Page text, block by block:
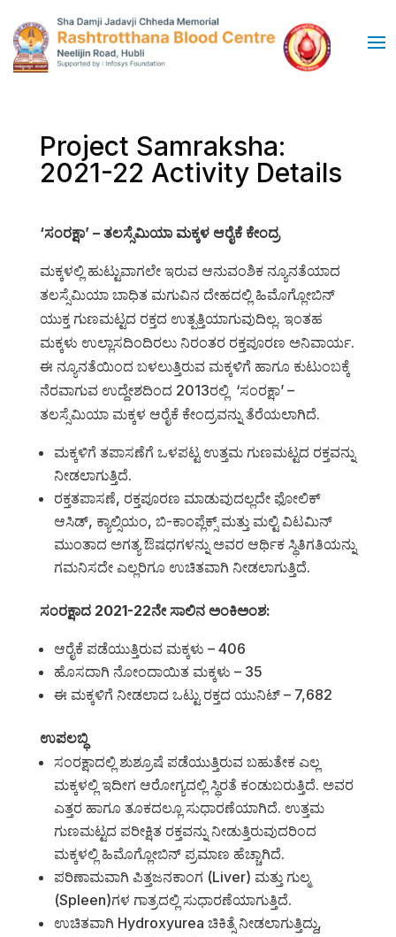
Project Samraksha:
2021-22 Activity Details
‘ಸಂರಕ್ಷಾ’ – ತಲಸ್ಸೆಮಿಯಾ ಮಕ್ಕಳ ಆರೈಕೆ ಕೇಂದ್ರ
ಮಕ್ಕಳಲ್ಲಿ ಹುಟ್ಟುವಾಗಲೇ ಇರುವ ಆನುವಂಶಿಕ ನ್ಯೂನತೆಯಾದ
ತಲಸ್ಸೆಮಿಯಾ ಬಾಧಿತ ಮಗುವಿನ ದೇಹದಲ್ಲಿ ಹಿಮೊಗ್ಲೋಬಿನ್
ಯುಕ್ತ ಗುಣಮಟ್ಟದ ರಕ್ತದ ಉತ್ಪತ್ತಿಯಾಗುವುದಿಲ್ಲ. ಇಂತಹ
ಮಕ್ಕಳು ಉಲ್ಲಾಸದಿಂದಿರಲು ನಿರಂತರ ರಕ್ತಪೂರಣ ಅನಿವಾರ್ಯ.
ಈ ನ್ಯೂನತೆಯಿಂದ ಬಳಲುತ್ತಿರುವ ಮಕ್ಕಳಿಗೆ ಹಾಗೂ ಕುಟುಂಬಕ್ಕೆ
ನೆರವಾಗುವ ಉದ್ದೇಶದಿಂದ 2013ರಲ್ಲಿ ‘ಸಂರಕ್ಷಾ’ –
ತಲಸ್ಸೆಮಿಯಾ ಮಕ್ಕಳ ಆರೈಕೆ ಕೇಂದ್ರವನ್ನು ತೆರೆಯಲಾಗಿದೆ.
ಮಕ್ಕಳಿಗೆ ತಪಾಸಣೆಗೆ ಒಳಪಟ್ಟ ಉತ್ತಮ ಗುಣಮಟ್ಟದ ರಕ್ತವನ್ನು
ನೀಡಲಾಗುತ್ತಿದೆ.
ರಕ್ತತಪಾಸಣೆ, ರಕ್ತಪೂರಣ ಮಾಡುವುದಲ್ಲದೇ ಫೋಲಿಕ್
ಆಸಿಡ್, ಕ್ಯಾಲ್ಸಿಯಂ, ಬಿ-ಕಾಂಪ್ಲೆಕ್ಸ್ ಮತ್ತು ಮಲ್ಟಿ ವಿಟಮಿನ್
ಮುಂತಾದ ಅಗತ್ಯ ಔಷಧಗಳನ್ನು ಅವರ ಆರ್ಥಿಕ ಸ್ಥಿತಿಗತಿಯನ್ನು
ಗಮನಿಸದೇ ಎಲ್ಲರಿಗೂ ಉಚಿತವಾಗಿ ನೀಡಲಾಗುತ್ತಿದೆ.
ಸಂರಕ್ಷಾದ 2021-22ನೇ ಸಾಲಿನ ಅಂಕಿಅಂಶ:
ಆರೈಕೆ ಪಡೆಯುತ್ತಿರುವ ಮಕ್ಕಳು – 406
ಹೊಸದಾಗಿ ನೋಂದಾಯಿತ ಮಕ್ಕಳು – 35
ಈ ಮಕ್ಕಳಿಗೆ ನೀಡಲಾದ ಒಟ್ಟು ರಕ್ತದ ಯುನಿಟ್ – 7,682
ಉಪಲಬ್ಧಿ
ಸಂರಕ್ಷಾದಲ್ಲಿ ಶುಶ್ರೂಷೆ ಪಡೆಯುತ್ತಿರುವ ಬಹುತೇಕ ಎಲ್ಲ
ಮಕ್ಕಳಲ್ಲಿ ಇದೀಗ ಆರೋಗ್ಯದಲ್ಲಿ ಸ್ಥಿರತೆ ಕಂಡುಬರುತ್ತಿದೆ. ಅವರ
ಎತ್ತರ ಹಾಗೂ ತೂಕದಲ್ಲೂ ಸುಧಾರಣೆಯಾಗಿದೆ. ಉತ್ತಮ
ಗುಣಮಟ್ಟದ ಪರೀಕ್ಷಿತ ರಕ್ತವನ್ನು ನೀಡುತ್ತಿರುವುದರಿಂದ
ಮಕ್ಕಳಲ್ಲಿ ಹಿಮೊಗ್ಲೋಬಿನ್ ಪ್ರಮಾಣ ಹೆಚ್ಚಾಗಿದೆ.
ಪರಿಣಾಮವಾಗಿ ಪಿತ್ತಜನಕಾಂಗ (Liver) ಮತ್ತು ಗುಲ್ಮ
(Spleen)ಗಳ ಗಾತ್ರದಲ್ಲಿ ಸುಧಾರಣೆಯಾಗುತ್ತಿದೆ.
ಉಚಿತವಾಗಿ Hydroxyurea ಚಿಕಿತ್ಸೆ ನೀಡಲಾಗುತ್ತಿದ್ದು,